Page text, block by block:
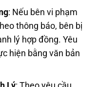
: Nếu bên vi phạm
thông báo, bên bị
lý hợp đồng. Yêu
hiện bằng văn bản